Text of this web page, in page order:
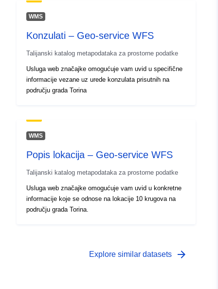
WMS
Konzulati – Geo-service WFS
Talijanski katalog metapodataka za prostorne podatke
Usluga web značajke omogućuje vam uvid u specifične
informacije vezane uz urede konzulata prisutnih na
području grada Torina
WMS
Popis lokacija – Geo-service WFS
Talijanski katalog metapodataka za prostorne podatke
Usluga web značajke omogućuje vam uvid u konkretne
informacije koje se odnose na lokacije 10 krugova na
području grada Torina.
Explore similar datasets arrow_forward